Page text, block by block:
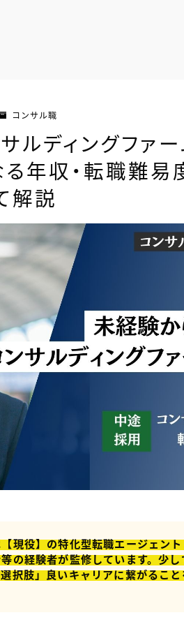
コンサル職
ルディングファー
年収・転職難易
解説
現役】の特化型転職エージェント
の経験者が監修しています。少し
択肢」良いキャリアに繋がること